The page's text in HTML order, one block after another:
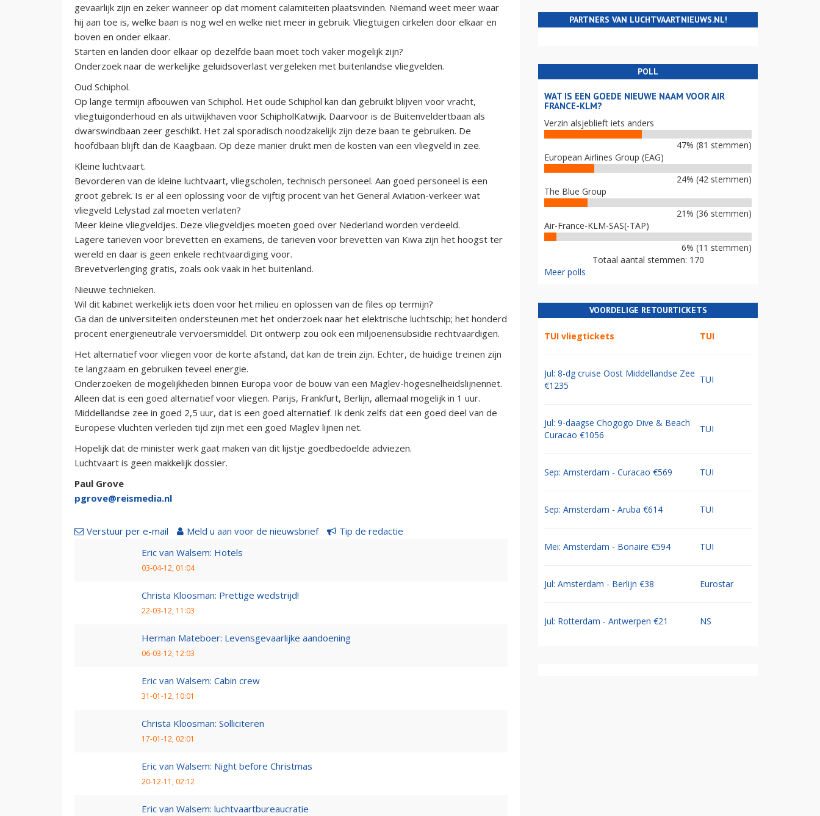
gevaarlijk zijn en zeker wanneer op dat moment calamiteiten plaatsvinden. Niemand weet meer waar
hij aan toe is, welke baan is nog wel en welke niet meer in gebruik. Vliegtuigen cirkelen door elkaar en
boven en onder elkaar.
Starten en landen door elkaar op dezelfde baan moet toch vaker mogelijk zijn?
Onderzoek naar de werkelijke geluidsoverlast vergeleken met buitenlandse vliegvelden.
Oud Schiphol.
Op lange termijn afbouwen van Schiphol. Het oude Schiphol kan dan gebruikt blijven voor vracht,
vliegtuigonderhoud en als uitwijkhaven voor SchipholKatwijk. Daarvoor is de Buitenveldertbaan als
dwarswindbaan zeer geschikt. Het zal sporadisch noodzakelijk zijn deze baan te gebruiken. De
hoofdbaan blijft dan de Kaagbaan. Op deze manier drukt men de kosten van een vliegveld in zee.
Kleine luchtvaart.
Bevorderen van de kleine luchtvaart, vliegscholen, technisch personeel. Aan goed personeel is een
groot gebrek. Is er al een oplossing voor de vijftig procent van het General Aviation-verkeer wat
vliegveld Lelystad zal moeten verlaten?
Meer kleine vliegveldjes. Deze vliegveldjes moeten goed over Nederland worden verdeeld.
Lagere tarieven voor brevetten en examens, de tarieven voor brevetten van Kiwa zijn het hoogst ter
wereld en daar is geen enkele rechtvaardiging voor.
Brevetverlenging gratis, zoals ook vaak in het buitenland.
Nieuwe technieken.
Wil dit kabinet werkelijk iets doen voor het milieu en oplossen van de files op termijn?
Ga dan de universiteiten ondersteunen met het onderzoek naar het elektrische luchtschip; het honderd
procent energieneutrale vervoersmiddel. Dit ontwerp zou ook een miljoenensubsidie rechtvaardigen.
Het alternatief voor vliegen voor de korte afstand, dat kan de trein zijn. Echter, de huidige treinen zijn
te langzaam en gebruiken teveel energie.
Onderzoeken de mogelijkheden binnen Europa voor de bouw van een Maglev-hogesnelheidslijnennet.
Alleen dat is een goed alternatief voor vliegen. Parijs, Frankfurt, Berlijn, allemaal mogelijk in 1 uur.
Middellandse zee in goed 2,5 uur, dat is een goed alternatief. Ik denk zelfs dat een goed deel van de
Europese vluchten verleden tijd zijn met een goed Maglev lijnen net.
Hopelijk dat de minister werk gaat maken van dit lijstje goedbedoelde adviezen.
Luchtvaart is geen makkelijk dossier.
Paul Grove
pgrove@reismedia.nl
Verstuur per e-mail Meld u aan voor de nieuwsbrief
Tip de redactie
Eric van Walsem: Hotels
03-04-12, 01:04
Christa Kloosman: Prettige wedstrijd!
22-03-12, 11:03
Herman Mateboer: Levensgevaarlijke aandoening
06-03-12, 12:03
Eric van Walsem: Cabin crew
31-01-12, 10:01
Christa Kloosman: Solliciteren
17-01-12, 02:01
Eric van Walsem: Night before Christmas
20-12-11, 02:12
Eric van Walsem: luchtvaartbureaucratie
PARTNERS VAN LUCHTVAARTNIEUWS.NL!
POLL
WAT IS EEN GOEDE NIEUWE NAAM VOOR AIR
FRANCE-KLM?
Verzin alsjeblieft iets anders
47% (81 stemmen)
European Airlines Group (EAG)
24% (42 stemmen)
The Blue Group
21% (36 stemmen)
Air-France-KLM-SAS(-TAP)
6% (11 stemmen)
Totaal aantal stemmen: 170
Meer polls
VOORDELIGE RETOURTICKETS
TUI vliegtickets TUI
Jul: 8-dg cruise Oost Middellandse Zee
€1235
TUI
Jul: 9-daagse Chogogo Dive & Beach
Curacao €1056
TUI
Sep: Amsterdam - Curacao €569 TUI
Sep: Amsterdam - Aruba €614 TUI
Mei: Amsterdam - Bonaire €594 TUI
Jul: Amsterdam - Berlijn €38 Eurostar
Jul: Rotterdam - Antwerpen €21 NS